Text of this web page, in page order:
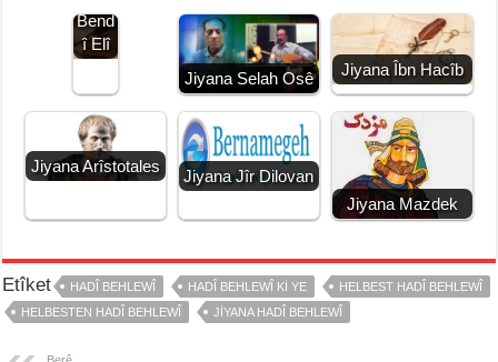
Bend
î Elî
Jiyana Selah Osê
Jiyana Îbn Hacîb
Jiyana Arîstotales
Jiyana Jîr Dilovan
Jiyana Mazdek
Etîket HADÎ BEHLEWÎ HADÎ BEHLEWÎ KI YE
HELBEST HADÎ BEHLEWÎ
HELBESTEN HADÎ BEHLEWÎ
JIYANA HADÎ BEHLEWÎ